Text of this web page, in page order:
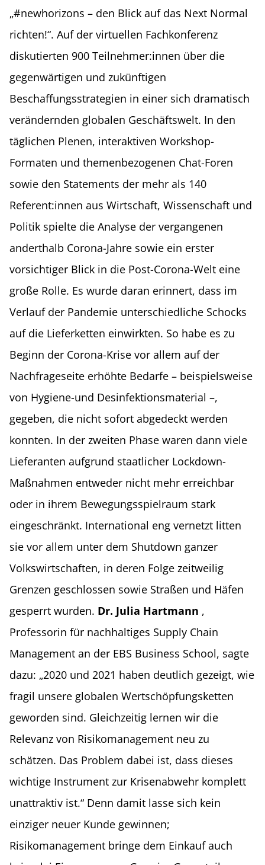
„#newhorizons – den Blick auf das Next Normal
richten!“. Auf der virtuellen Fachkonferenz
diskutierten 900 Teilnehmer:innen über die
gegenwärtigen und zukünftigen
Beschaffungsstrategien in einer sich dramatisch
verändernden globalen Geschäftswelt. In den
täglichen Plenen, interaktiven Workshop-
Formaten und themenbezogenen Chat-Foren
sowie den Statements der mehr als 140
Referent:innen aus Wirtschaft, Wissenschaft und
Politik spielte die Analyse der vergangenen
anderthalb Corona-Jahre sowie ein erster
vorsichtiger Blick in die Post-Corona-Welt eine
große Rolle. Es wurde daran erinnert, dass im
Verlauf der Pandemie unterschiedliche Schocks
auf die Lieferketten einwirkten. So habe es zu
Beginn der Corona-Krise vor allem auf der
Nachfrageseite erhöhte Bedarfe – beispielsweise
von Hygiene-und Desinfektionsmaterial –,
gegeben, die nicht sofort abgedeckt werden
konnten. In der zweiten Phase waren dann viele
Lieferanten aufgrund staatlicher Lockdown-
Maßnahmen entweder nicht mehr erreichbar
oder in ihrem Bewegungsspielraum stark
eingeschränkt. International eng vernetzt litten
sie vor allem unter dem Shutdown ganzer
Volkswirtschaften, in deren Folge zeitweilig
Grenzen geschlossen sowie Straßen und Häfen
gesperrt wurden. Dr. Julia Hartmann ,
Professorin für nachhaltiges Supply Chain
Management an der EBS Business School, sagte
dazu: „2020 und 2021 haben deutlich gezeigt, wie
fragil unsere globalen Wertschöpfungsketten
geworden sind. Gleichzeitig lernen wir die
Relevanz von Risikomanagement neu zu
schätzen. Das Problem dabei ist, dass dieses
wichtige Instrument zur Krisenabwehr komplett
unattraktiv ist.“ Denn damit lasse sich kein
einziger neuer Kunde gewinnen;
Risikomanagement bringe dem Einkauf auch